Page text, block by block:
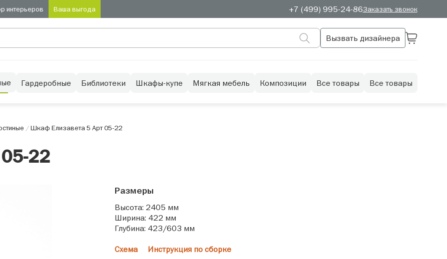
интерьеров Ваша выгода +7 (499) 995-24-86Заказать звонок
Вызвать дизайнера
Гардеробные Библиотеки Шкафы-купе Мягкая мебель Композиции Все товары Все товары
/Шкаф Елизавета 5 Арт 05-22
22
Размеры
Высота: 2405 мм
Ширина: 422 мм
Глубина: 423/603 мм
Схема Инструкция по сборке